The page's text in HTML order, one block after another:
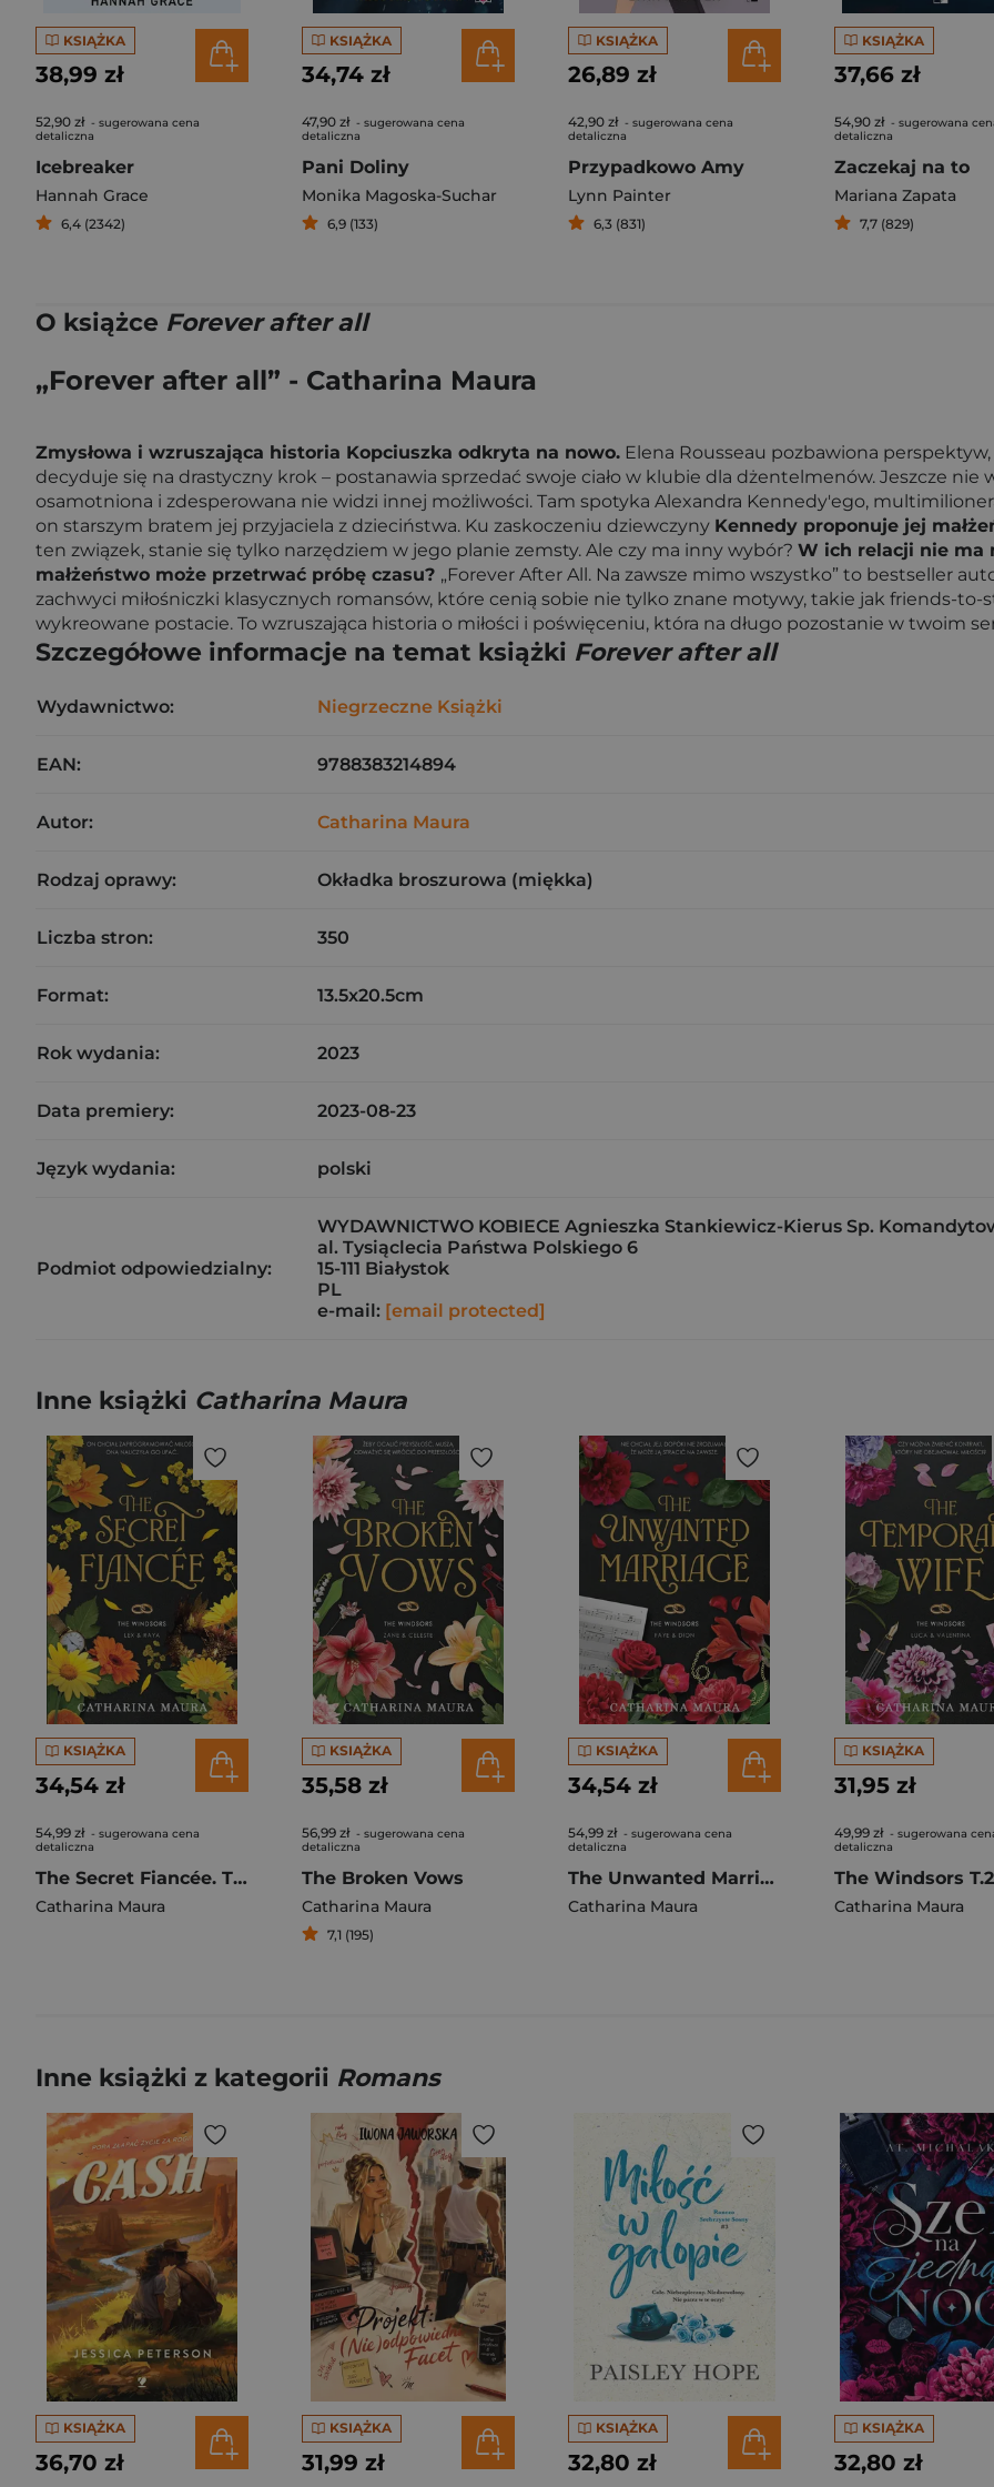
KSIĄŻKA
38,99 zł
52,90 zł - sugerowana cena
detaliczna
Icebreaker
Hannah Grace
6,4 (2342)
KSIĄŻKA
34,74 zł
47,90 zł - sugerowana cena
detaliczna
Pani Doliny
Monika Magoska-Suchar
6,9 (133)
KSIĄŻKA
26,89 zł
42,90 zł - sugerowana cena
detaliczna
Przypadkowo Amy
Lynn Painter
6,3 (831)
KSIĄŻKA
37,66 zł
54,90 zł - sugerowana
detaliczna
Zaczekaj na to
Mariana Zapata
7,7 (829)
O książce Forever after all
„Forever after all” - Catharina Maura
Zmysłowa i wzruszająca historia Kopciuszka odkryta na nowo. Elena Rousseau pozbawiona
decyduje się na drastyczny krok – postanawia sprzedać swoje ciało w klubie dla dżentelmenów. Jeszcze nie
osamotniona i zdesperowana nie widzi innej możliwości. Tam spotyka Alexandra Kennedy'ego,
on starszym bratem jej przyjaciela z dzieciństwa. Ku zaskoczeniu dziewczyny Kennedy proponuje jej
ten związek, stanie się tylko narzędziem w jego planie zemsty. Ale czy ma inny wybór? W ich relacji nie ma
małżeństwo może przetrwać próbę czasu? „Forever After All. Na zawsze mimo wszystko” to bestseller
zachwyci miłośniczki klasycznych romansów, które cenią sobie nie tylko znane motywy, takie jak friends-
wykreowane postacie. To wzruszająca historia o miłości i poświęceniu, która na długo pozostanie w twoim
Szczegółowe informacje na temat książki Forever after all
Wydawnictwo: Niegrzeczne Książki
EAN: 9788383214894
Autor: Catharina Maura
Rodzaj oprawy: Okładka broszurowa (miękka)
Liczba stron: 350
Format: 13.5x20.5cm
Rok wydania: 2023
Data premiery: 2023-08-23
Język wydania: polski
Podmiot odpowiedzialny:
WYDAWNICTWO KOBIECE Agnieszka Stankiewicz-Kierus Sp.
al. Tysiąclecia Państwa Polskiego 6
15-111 Białystok
PL
e-mail: [email protected]
Inne książki Catharina Maura
KSIĄŻKA
34,54 zł
54,99 zł - sugerowana cena
detaliczna
The Secret Fiancée. The Windsors. Tom 5
Catharina Maura
KSIĄŻKA
35,58 zł
56,99 zł - sugerowana cena
detaliczna
The Broken Vows
Catharina Maura
7,1 (195)
KSIĄŻKA
34,54 zł
54,99 zł - sugerowana cena
detaliczna
The Unwanted Marriage. The Windsors. Tom 3
Catharina Maura
KSIĄŻKA
31,95 zł
49,99 zł - sugerowana
detaliczna
Catharina Maura
Inne książki z kategorii Romans
KSIĄŻKA
36,70 zł
KSIĄŻKA
31,99 zł
KSIĄŻKA
32,80 zł
KSIĄŻKA
32,80 zł